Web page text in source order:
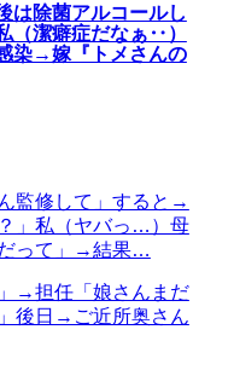
は除菌アルコールし
（潔癖症だなぁ‥）
染→嫁『トメさんの
監修して」すると→
」私（ヤバっ…）母
だって」→結果…
→担任「娘さんまだ
後日→ご近所奥さん